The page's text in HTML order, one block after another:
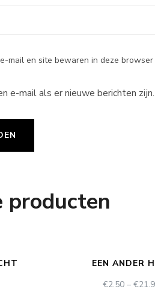
mail en site bewaren in deze
e-mail als er nieuwe berichten zijn.
producten
EEN ANDER
€2.50– €